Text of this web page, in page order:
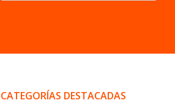
CATEGORÍAS DESTACADAS